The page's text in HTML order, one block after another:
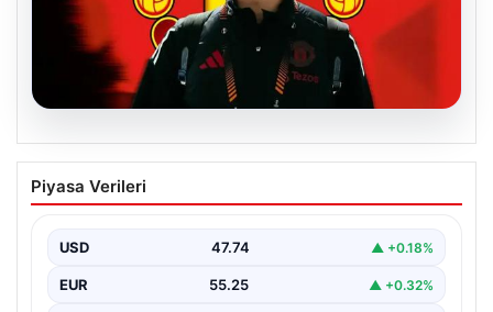
07.08.2026
Manchester United resmen duyurdu!
Altay Bayındır’ın yeni adresi belli oldu
Piyasa Verileri
USD 47.74 ▲ +0.18%
EUR 55.25 ▲ +0.32%